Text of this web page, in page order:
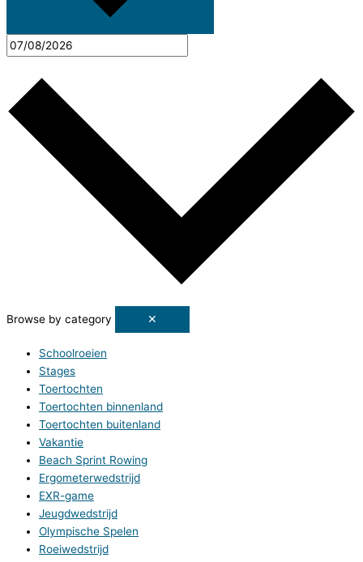
Browse by category ✕
Schoolroeien
Stages
Toertochten
Toertochten binnenland
Toertochten buitenland
Vakantie
Beach Sprint Rowing
Ergometerwedstrijd
EXR-game
Jeugdwedstrijd
Olympische Spelen
Roeiwedstrijd